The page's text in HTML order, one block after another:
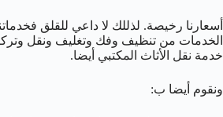
أسعارنا رخيصة. لذللك لا داعي للقلق
الخدمات من تنظيف وفك وتغليف ونقل
خدمة نقل الأثاث المكتبي أيضا.
ونقوم أيضا ب: